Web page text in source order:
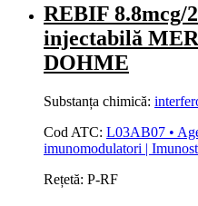
REBIF 8.8mcg/
injectabilă
DOHME
Substanța chimică:
Cod ATC: L03AB07 •
imunomodulatori |
Rețetă: P-RF